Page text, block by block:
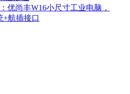
优尚丰W16小尺寸工业电脑，
+航插接口